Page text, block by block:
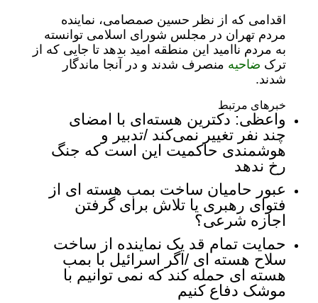
اقدامی که از نظر حسین صمصامی، نماینده
مردم تهران در مجلس شورای اسلامی توانسته
به مردم ناامید این منطقه امید بدهد تا جایی که از
ترک ضاحیه منصرف شدند و در آنجا ماندگار
شدند.
خبرهای مرتبط
واعظی: دکترین هسته‌ای با امضای
چند نفر تغییر نمی‌کند /تدبیر و
هوشمندی حاکمیت این است که جنگ
رخ ندهد
عبور حامیان ساخت بمب هسته ای از
فتوای رهبری یا تلاش برای گرفتن
اجازه شرعی؟
حمایت تمام قد یک نماینده از ساخت
سلاح هسته ای /اگر اسرائیل با بمب
هسته ای حمله کند که نمی توانیم با
موشک دفاع کنیم